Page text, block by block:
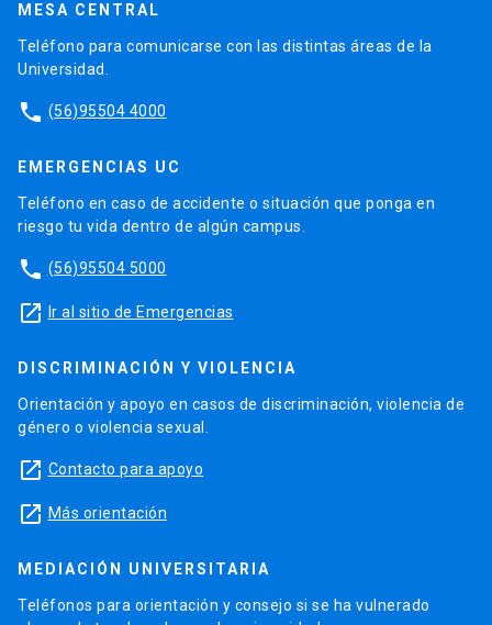
MESA CENTRAL
Teléfono para comunicarse con las distintas áreas de la
Universidad.
phone (56)95504 4000
EMERGENCIAS UC
Teléfono en caso de accidente o situación que ponga en
riesgo tu vida dentro de algún campus.
phone (56)95504 5000
launch Ir al sitio de Emergencias
DISCRIMINACIÓN Y VIOLENCIA
Orientación y apoyo en casos de discriminación, violencia de
género o violencia sexual.
launch Contacto para apoyo
launch Más orientación
MEDIACIÓN UNIVERSITARIA
Teléfonos para orientación y consejo si se ha vulnerado